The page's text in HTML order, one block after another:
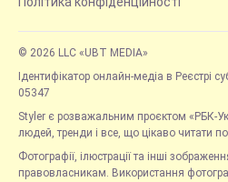
© 2026 LLC «UBT MEDIA»
Ідентифікатор онлайн-медіа в Реєстрі
05347
Styler є розважальним проєктом «РБК-
людей, тренди і все, що цікаво читати
Фотографії, ілюстрації та інші
правовласникам. Використання